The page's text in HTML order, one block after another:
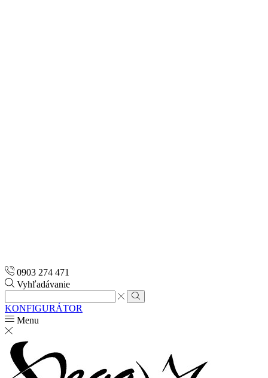
0903 274 471
Vyhľadávanie
Search
input
Search
KONFIGURÁTOR
Menu